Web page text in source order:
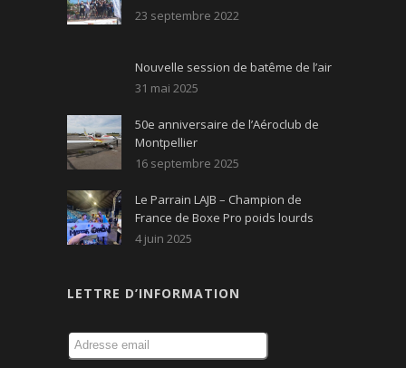
23 septembre 2022
Nouvelle session de batême de l’air
31 mai 2025
50e anniversaire de l’Aéroclub de
Montpellier
16 septembre 2025
Le Parrain LAJB – Champion de
France de Boxe Pro poids lourds
4 juin 2025
LETTRE D’INFORMATION